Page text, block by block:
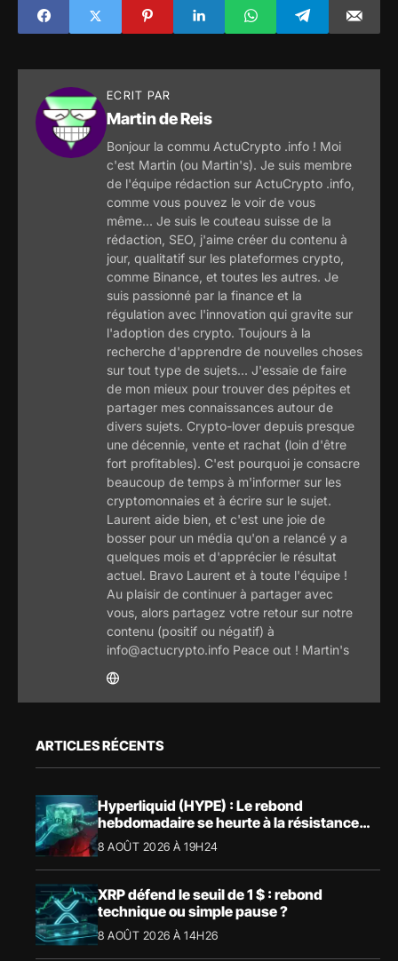
ECRIT PAR
Martin de Reis
Bonjour la commu ActuCrypto .info ! Moi
c'est Martin (ou Martin's). Je suis membre
de l'équipe rédaction sur ActuCrypto .info,
comme vous pouvez le voir de vous
même... Je suis le couteau suisse de la
rédaction, SEO, j'aime créer du contenu à
jour, qualitatif sur les plateformes crypto,
comme Binance, et toutes les autres. Je
suis passionné par la finance et la
régulation avec l'innovation qui gravite sur
l'adoption des crypto. Toujours à la
recherche d'apprendre de nouvelles choses
sur tout type de sujets... J'essaie de faire
de mon mieux pour trouver des pépites et
partager mes connaissances autour de
divers sujets. Crypto-lover depuis presque
une décennie, vente et rachat (loin d'être
fort profitables). C'est pourquoi je consacre
beaucoup de temps à m'informer sur les
cryptomonnaies et à écrire sur le sujet.
Laurent aide bien, et c'est une joie de
bosser pour un média qu'on a relancé y a
quelques mois et d'apprécier le résultat
actuel. Bravo Laurent et à toute l'équipe !
Au plaisir de continuer à partager avec
vous, alors partagez votre retour sur notre
contenu (positif ou négatif) à
info@actucrypto.info Peace out ! Martin's
ARTICLES RÉCENTS
Hyperliquid (HYPE) : Le rebond
hebdomadaire se heurte à la résistance
des 57,90 $
8 AOÛT 2026 À 19H24
XRP défend le seuil de 1 $ : rebond
technique ou simple pause ?
8 AOÛT 2026 À 14H26